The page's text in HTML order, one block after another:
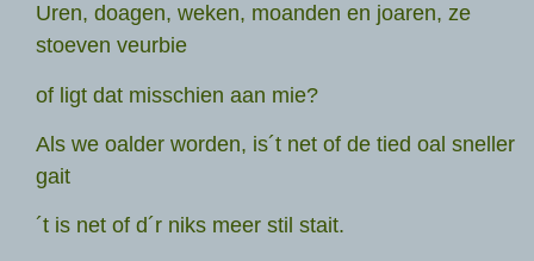
Uren, doagen, weken, moanden en joaren, ze
stoeven veurbie
of ligt dat misschien aan mie?
Als we oalder worden, is´t net of de tied oal sneller
gait
´t is net of d´r niks meer stil stait.